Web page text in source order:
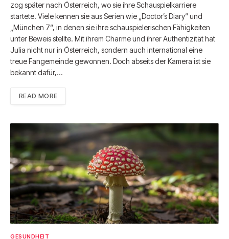
zog später nach Österreich, wo sie ihre Schauspielkarriere
startete. Viele kennen sie aus Serien wie „Doctor’s Diary“ und
„München 7“, in denen sie ihre schauspielerischen Fähigkeiten
unter Beweis stellte. Mit ihrem Charme und ihrer Authentizität hat
Julia nicht nur in Österreich, sondern auch international eine
treue Fangemeinde gewonnen. Doch abseits der Kamera ist sie
bekannt dafür,…
READ MORE
GESUNDHEIT